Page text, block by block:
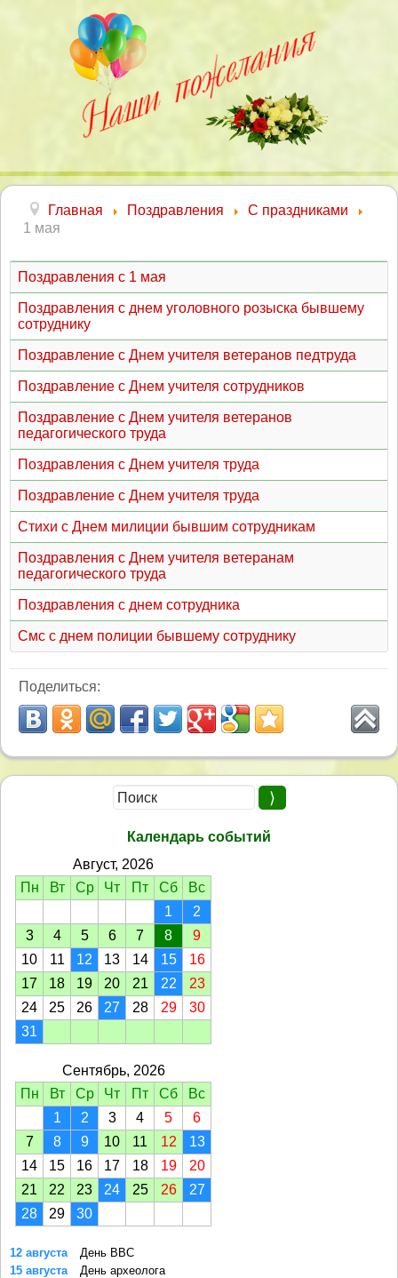
Главная Поздравления
С праздниками
1 мая
Поздравления с 1 мая
Поздравления с днем уголовного розыска бывшему
сотруднику
Поздравление с Днем учителя ветеранов педтруда
Поздравление с Днем учителя сотрудников
Поздравление с Днем учителя ветеранов
педагогического труда
Поздравления с Днем учителя труда
Поздравление с Днем учителя труда
Стихи с Днем милиции бывшим сотрудникам
Поздравления с Днем учителя ветеранам
педагогического труда
Поздравления с днем сотрудника
Смс с днем полиции бывшему сотруднику
Поделиться:
Календарь событий
Август, 2026
Пн
Вт Ср Чт Пт Сб
Вс
1
2
3
4 5 6 7 8
9
10
11 12 13 14 15
16
17
18 19 20 21 22
23
24
25 26 27 28 29
30
31
Сентябрь, 2026
Пн
Вт Ср Чт Пт Сб
Вс
1
2 3 4 5
6
7
8 9 10 11 12
13
14
15 16 17 18 19
20
21
22 23 24 25 26
27
28
29 30
12 августа
День ВВС
15 августа
День археолога